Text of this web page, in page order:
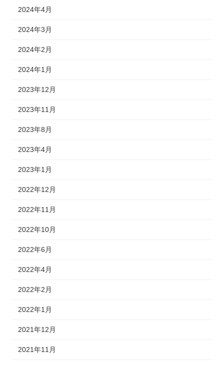
2024年4月
2024年3月
2024年2月
2024年1月
2023年12月
2023年11月
2023年8月
2023年4月
2023年1月
2022年12月
2022年11月
2022年10月
2022年6月
2022年4月
2022年2月
2022年1月
2021年12月
2021年11月